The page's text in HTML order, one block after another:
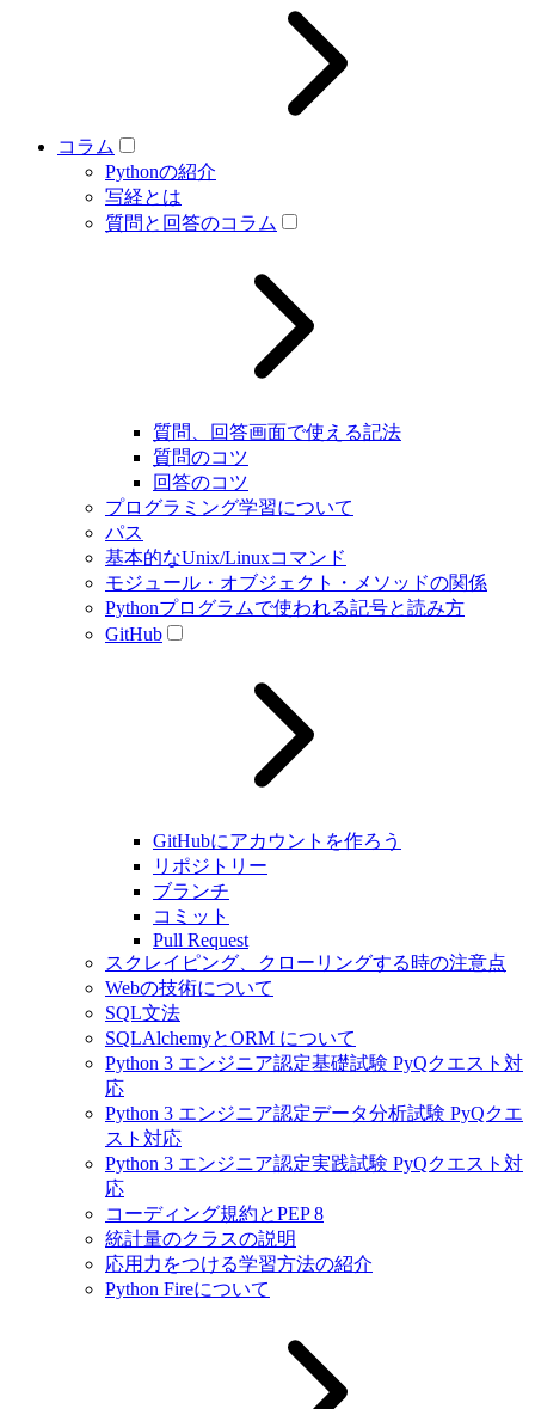
コラム
Pythonの紹介
写経とは
質問と回答のコラム
質問、回答画面で使える記法
質問のコツ
回答のコツ
プログラミング学習について
パス
基本的なUnix/Linuxコマンド
モジュール・オブジェクト・メソッドの関係
Pythonプログラムで使われる記号と読み方
GitHub
GitHubにアカウントを作ろう
リポジトリー
ブランチ
コミット
Pull Request
スクレイピング、クローリングする時の注意点
Webの技術について
SQL文法
SQLAlchemyとORM について
Python 3 エンジニア認定基礎試験 PyQクエスト対
応
Python 3 エンジニア認定データ分析試験 PyQクエ
スト対応
Python 3 エンジニア認定実践試験 PyQクエスト対
応
コーディング規約とPEP 8
統計量のクラスの説明
応用力をつける学習方法の紹介
Python Fireについて